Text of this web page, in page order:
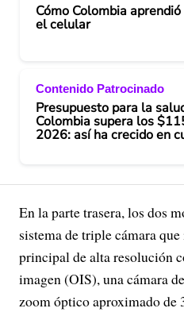
Cómo Colombia
el celular
Contenido Patrocinado
Presupuesto para la
Colombia supera los
2026: así ha crecido en
En la parte trasera, los dos
sistema de triple cámara
principal de alta resolución
imagen (OIS), una cámara
zoom óptico aproximado de